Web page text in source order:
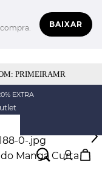
compra.
BAIXAR
PRIMEIRAMR
EXTRA
Manga Curta